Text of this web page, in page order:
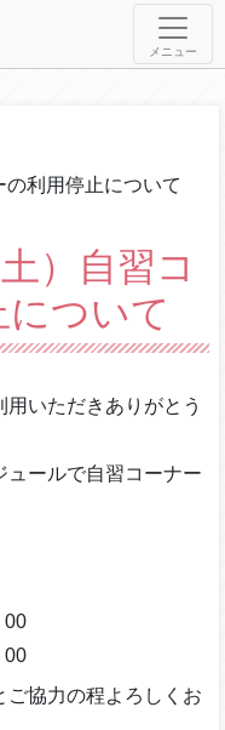
メニュー
利用停止について
）自習コ
ついて
いただきありがとう
ュールで自習コーナー
ご協力の程よろしくお